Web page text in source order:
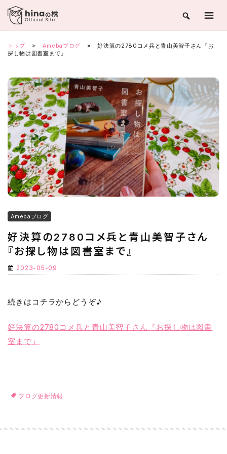
Skip
content
トップ » Amebaブログ »
好決算の2780コメ兵と青山美智子さん『お
探し物は図書室まで』
Amebaブログ
好決算の2780コメ兵と青山美智子さん
『お探し物は図書室まで』
2023-05-09
続きはコチラからどうぞ♪
好決算の2780コメ兵と青山美智子さん『お探し物は図書
室まで』
ブログ更新情報